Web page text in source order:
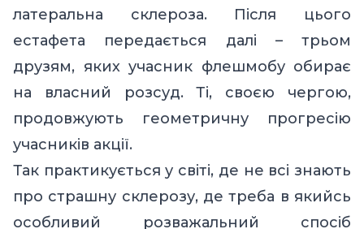
латеральна склероза. Після цього
естафета передається далі – трьом
друзям, яких учасник флешмобу обирає
на власний розсуд. Ті, своєю чергою,
продовжують геометричну прогресію
учасників акції.
Так практикується у світі, де не всі знають
про страшну склерозу, де треба в якийсь
особливий розважальний спосіб